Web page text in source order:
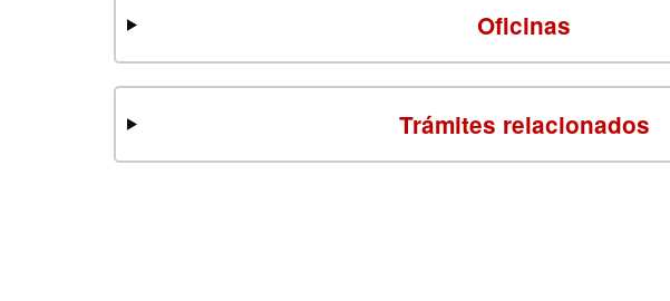
Oficinas
Trámites relacionados